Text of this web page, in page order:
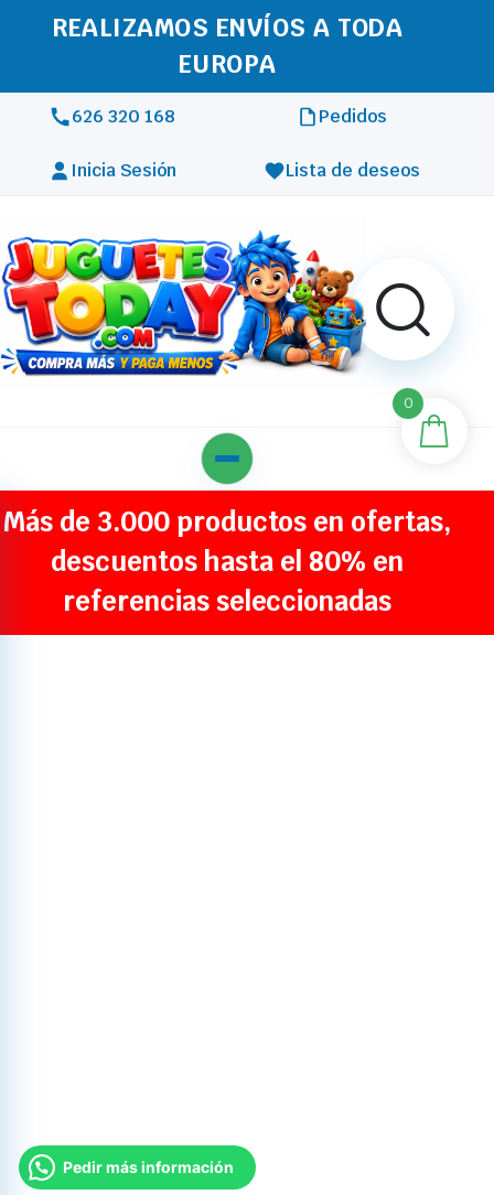
REALIZAMOS ENVÍOS A TODA
EUROPA
626 320 168 Pedidos
Inicia Sesión Lista de deseos
Más de 3.000 productos en ofertas,
descuentos hasta el 80% en
referencias seleccionadas
Pedir más información
0